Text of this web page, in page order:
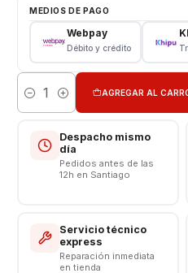
Garantizados 6 meses
Características:
Cable
Cable C A C Original
Longitud 1 Metro
Compatibilidad Carga
Super Charger
No incluye Caja
----------------------------
MEDIOS DE PAGO
Webpay
Débito y crédito
Cantidad
AGREGAR AL
Despacho mismo
día
Pedidos antes de las
12h en Santiago
Servicio técnico
express
Reparación inmediata
en tienda